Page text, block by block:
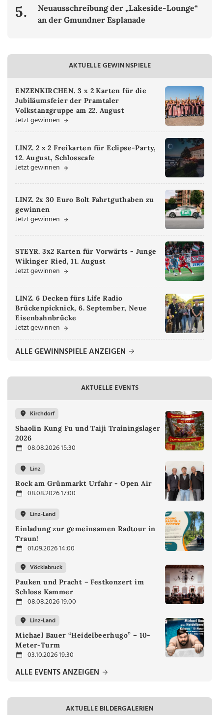
5.
Neuausschreibung der „Lakeside-Lounge“
an der Gmundner Esplanade
AKTUELLE GEWINNSPIELE
ENZENKIRCHEN. 3 x 2 Karten für die
Jubiläumsfeier der Pramtaler
Volkstanzgruppe am 22. August
Jetzt gewinnen
LINZ. 2 x 2 Freikarten für Eclipse-Party,
12. August, Schlosscafe
Jetzt gewinnen
LINZ. 2x 30 Euro Bolt Fahrtguthaben zu
gewinnen
Jetzt gewinnen
STEYR. 3x2 Karten für Vorwärts - Junge
Wikinger Ried, 11. August
Jetzt gewinnen
LINZ. 6 Decken fürs Life Radio
Brückenpicknick, 6. September, Neue
Eisenbahnbrücke
Jetzt gewinnen
ALLE GEWINNSPIELE ANZEIGEN
AKTUELLE EVENTS
Kirchdorf
Shaolin Kung Fu und Taiji Trainingslager
2026
08.08.2026 15:30
Linz
Rock am Grünmarkt Urfahr - Open Air
08.08.2026 17:00
Linz-Land
Einladung zur gemeinsamen Radtour in
Traun!
01.09.2026 14:00
Vöcklabruck
Pauken und Pracht – Festkonzert im
Schloss Kammer
08.08.2026 19:00
Linz-Land
Michael Bauer “Heidelbeerhugo” – 10-
Meter-Turm
03.10.2026 19:30
ALLE EVENTS ANZEIGEN
AKTUELLE BILDERGALERIEN